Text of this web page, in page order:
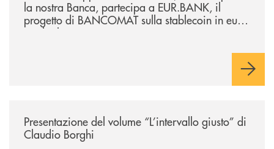
la nostra Banca, partecipa a EUR.BANK, il
progetto di BANCOMAT sulla stablecoin in euro
e sul relativo ecosistema
Presentazione del volume “L’intervallo giusto” di
Claudio Borghi